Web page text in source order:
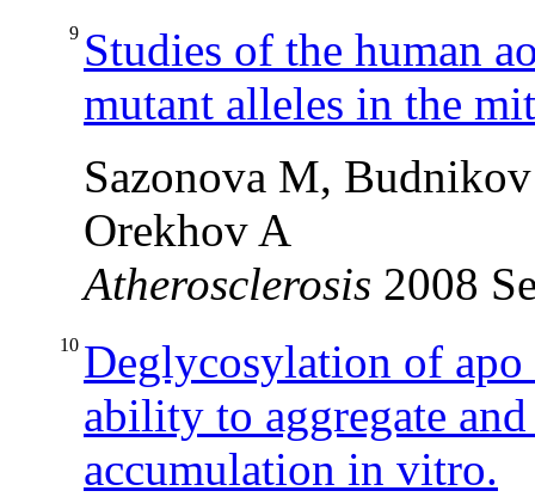
9 Studies of the human
mutant alleles in the
Sazonova M,
Orekhov A
Atherosclerosis 2008
10 Deglycosylation of
ability to aggregate
accumulation in vitro.